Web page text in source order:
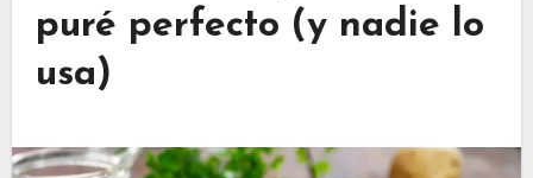
puré perfecto (y nadie lo
usa)